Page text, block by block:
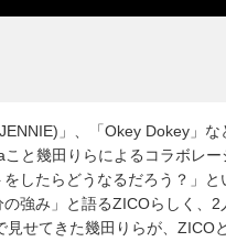
」、「Okey Dokey」
と幾田りらによるコラボレ
したらどうなるだろう？」
強み」と語るZICOらしく、2
せてきた幾田りらが、ZICO